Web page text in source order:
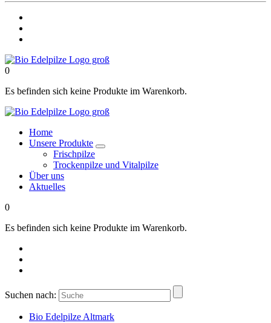
0
Es befinden sich keine Produkte im Warenkorb.
Home
Unsere Produkte
Frischpilze
Trockenpilze und Vitalpilze
Über uns
Aktuelles
0
Es befinden sich keine Produkte im Warenkorb.
Suchen nach:
Bio Edelpilze Altmark